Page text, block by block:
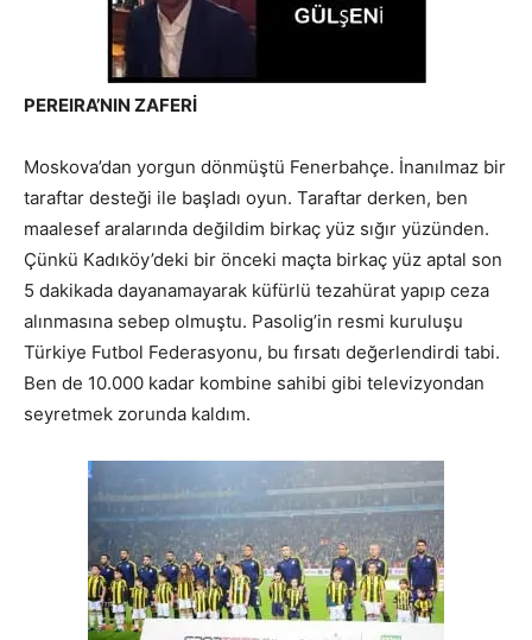
PEREIRA’NIN ZAFERİ
Moskova’dan yorgun dönmüştü Fenerbahçe. İnanılmaz bir
taraftar desteği ile başladı oyun. Taraftar derken, ben
maalesef aralarında değildim birkaç yüz sığır yüzünden.
Çünkü Kadıköy’deki bir önceki maçta birkaç yüz aptal son
5 dakikada dayanamayarak küfürlü tezahürat yapıp ceza
alınmasına sebep olmuştu. Pasolig’in resmi kuruluşu
Türkiye Futbol Federasyonu, bu fırsatı değerlendirdi tabi.
Ben de 10.000 kadar kombine sahibi gibi televizyondan
seyretmek zorunda kaldım.